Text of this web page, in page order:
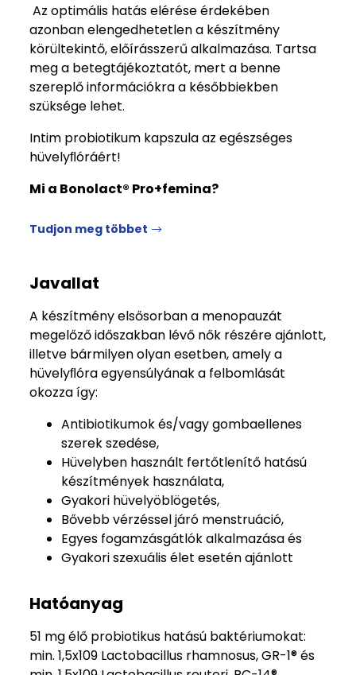
Az optimális hatás elérése érdekében
azonban elengedhetetlen a készítmény
körültekintő, előírásszerű alkalmazása. Tartsa
meg a betegtájékoztatót, mert a benne
szereplő információkra a későbbiekben
szüksége lehet.
Intim probiotikum kapszula az egészséges
hüvelyﬂóráért!
Mi a Bonolact® Pro+femina?
Tudjon meg többet
Javallat
A készítmény elsősorban a menopauzát
megelőző időszakban lévő nők részére ajánlott,
illetve bármilyen olyan esetben, amely a
hüvelyﬂóra egyensúlyának a felbomlását
okozza így:
Antibiotikumok és/vagy gombaellenes
szerek szedése,
Hüvelyben használt fertőtlenítő hatású
készítmények használata,
Gyakori hüvelyöblögetés,
Bővebb vérzéssel járó menstruáció,
Egyes fogamzásgátlók alkalmazása és
Gyakori szexuális élet esetén ajánlott
Hatóanyag
51 mg élő probiotikus hatású baktériumokat:
min. 1,5x109 Lactobacillus rhamnosus, GR-1® és